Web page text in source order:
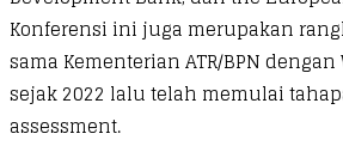
Konferensi ini juga merupakan
sama Kementerian ATR/BPN
sejak 2022 lalu telah memulai
assessment.